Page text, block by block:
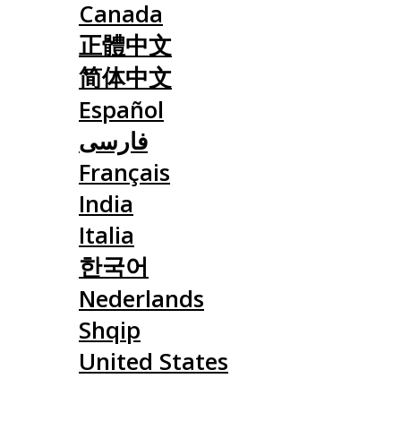
Canada
正體中文
简体中文
Español
فارسی
Français
India
Italia
한국어
Nederlands
Shqip
United States